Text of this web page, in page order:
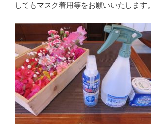
してもマスク着用等をお願いいたします。